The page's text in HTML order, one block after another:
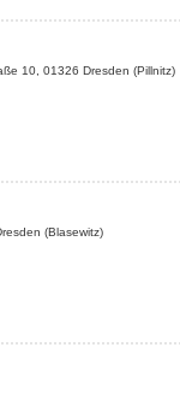
10 01326 Dresden (Pillnitz)
(Blasewitz)